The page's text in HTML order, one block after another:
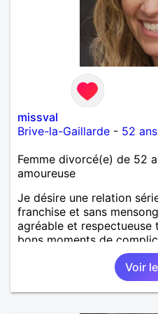
missval
Brive-la-Gaillarde - 52 ans
Femme divorcé(e) de 52
amoureuse
Je désire une relation
franchise et sans
agréable et
bons moments de
voulant aller dans la
Voir